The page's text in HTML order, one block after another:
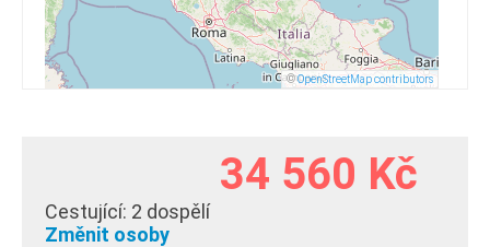
©OpenStreetMap contributors
34 560 Kč
Cestující: 2 dospělí
Změnit osoby